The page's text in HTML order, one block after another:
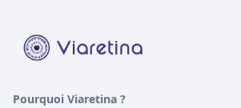
Pourquoi Viaretina ?